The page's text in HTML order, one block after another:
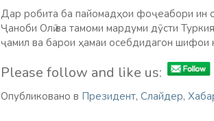
Дар робита ба пайомадҳои фоҷеабори ин
Ҷаноби Олӣ ва тамоми мардуми дӯсти
ҷамил ва барои ҳамаи осебдидагон шифои
Please follow and like us:
Опубликовано в Президент, Слайдер,